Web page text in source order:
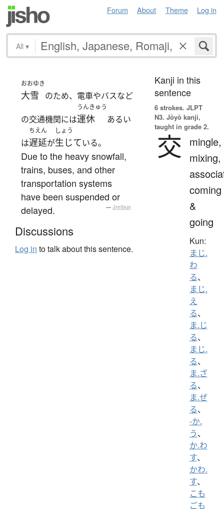
Forum About Theme Log in
All ▾
おおゆき
大雪 のため、電車やバスなど
の交通機関には
うんきゅう
運休 あるい
は
ちえん
遅延が
しょう
生じている。
Due to the heavy snowfall,
trains, buses, and other
transportation systems
have been suspended or
delayed.
— Jreibun
Discussions
Log in to talk about this sentence.
Kanji in this
sentence
6 strokes. JLPT
N3. Jōyō kanji,
taught in grade 2.
交
mingle,
mixing,
coming
&
going
Kun:
まじ.
わ
る、
まじ.
え
る、
ま.じ
る、
まじ.
る、
ま.ざ
る、
ま.ぜ
る、
-か.
う、
か.わ
す、
かわ.
す、
こも
ごも